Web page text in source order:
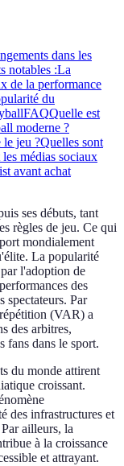
dans les
notables :La
de la performance
du
FAQQuelle est
moderne ?
le jeu ?Quelles sont
médias sociaux
avant achat
ses débuts, tant
règles de jeu. Ce qui
mondialement
La popularité
l'adoption de
des
spectateurs. Par
(VAR) a
des arbitres,
fans dans le sport.
du monde attirent
croissant.
des infrastructures et
ailleurs, la
à la croissance
et attrayant.